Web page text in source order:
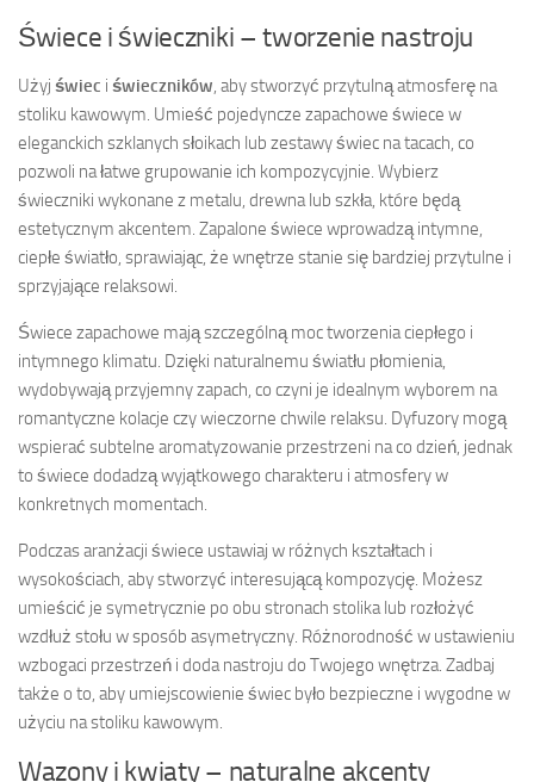
Świece i świeczniki – tworzenie nastroju
Użyj świec i świeczników , aby stworzyć przytulną atmosferę na
stoliku kawowym. Umieść pojedyncze zapachowe świece w
eleganckich szklanych słoikach lub zestawy świec na tacach, co
pozwoli na łatwe grupowanie ich kompozycyjnie. Wybierz
świeczniki wykonane z metalu, drewna lub szkła, które będą
estetycznym akcentem. Zapalone świece wprowadzą intymne,
ciepłe światło, sprawiając, że wnętrze stanie się bardziej przytulne i
sprzyjające relaksowi.
Świece zapachowe mają szczególną moc tworzenia ciepłego i
intymnego klimatu. Dzięki naturalnemu światłu płomienia,
wydobywają przyjemny zapach, co czyni je idealnym wyborem na
romantyczne kolacje czy wieczorne chwile relaksu. Dyfuzory mogą
wspierać subtelne aromatyzowanie przestrzeni na co dzień, jednak
to świece dodadzą wyjątkowego charakteru i atmosfery w
konkretnych momentach.
Podczas aranżacji świece ustawiaj w różnych kształtach i
wysokościach, aby stworzyć interesującą kompozycję. Możesz
umieścić je symetrycznie po obu stronach stolika lub rozłożyć
wzdłuż stołu w sposób asymetryczny. Różnorodność w ustawieniu
wzbogaci przestrzeń i doda nastroju do Twojego wnętrza. Zadbaj
także o to, aby umiejscowienie świec było bezpieczne i wygodne w
użyciu na stoliku kawowym.
Wazony i kwiaty – naturalne akcenty